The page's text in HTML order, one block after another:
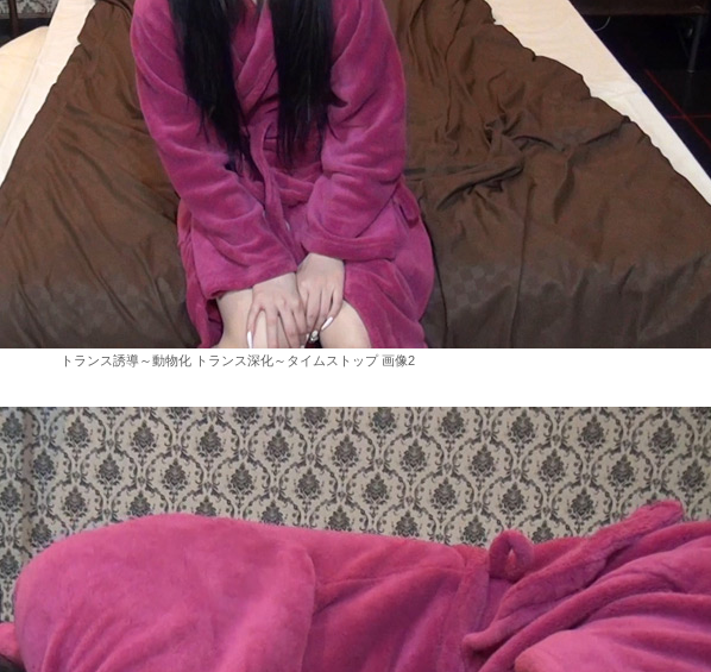
トランス誘導～動物化 トランス深化～タイムストップ 画像2